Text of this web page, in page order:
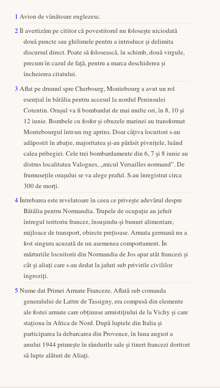
1 Avion de vânătoare englezesc.
2Îl avertizăm pe cititor că povestitorul nu folosește niciodată
două puncte sau ghilimele pentru a introduce și delimita
discursul direct. Poate să folosească, în schimb, două virgule,
precum în cazul de față, pentru a marca deschiderea și
încheierea citatului.
3 Aflat pe drumul spre Cherbourg, Montebourg a avut un rol
esențial în bătălia pentru accesul la nordul Peninsulei
Cotentin. Orașul va fi bombardat de mai multe ori, în 8, 10 și
12 iunie. Bombele cu fosfor și obuzele marinei au transformat
Montebourgul într-un rug aprins. Doar câțiva locuitori s-au
adăpostit în abație, majoritatea și-au părăsit pivnițele, luând
calea pribegiei. Cele trei bombardamente din 6, 7 și 8 iunie au
distrus localitatea Valognes, „micul Versailles normand”. De
frumusețile orașului se va alege praful. S-au înregistrat circa
300 de morți.
4Întrebarea este revelatoare în ceea ce privește adevărul despre
Bătălia pentru Normandia. Trupele de ocupație au jefuit
întregul teritoriu francez, însușindu-și bunuri alimentare,
mijloace de transport, obiecte prețioase. Armata germană nu a
fost singura acuzată de un asemenea comportament. În
mărturiile locuitorii din Normandia de Jos apar atât francezi și
cât și aliați care s-au dedat la jafuri sub privirile civililor
îngroziți.
5 Nume dat Primei Armate Franceze. Aflată sub comanda
generalului de Lattre de Tassigny, era compusă din elemente
ale fostei armate care obținuse armistițiului de la Vichy și care
staționa în Africa de Nord. După luptele din Italia și
participarea la debarcarea din Provence, în luna august a
anului 1944 primește în rândurile sale și tineri francezi doritori
să lupte alături de Aliați.